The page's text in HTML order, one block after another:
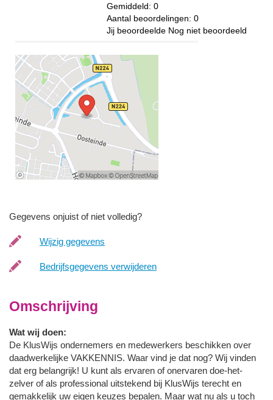
Gemiddeld: 0
Aantal beoordelingen: 0
Jij beoordeelde Nog niet beoordeeld
Gegevens onjuist of niet volledig?
Wijzig gegevens
Bedrijfsgegevens verwijderen
Omschrijving
Wat wij doen:
De KlusWijs ondernemers en medewerkers beschikken over
daadwerkelijke VAKKENNIS. Waar vind je dat nog? Wij vinden
dat erg belangrijk! U kunt als ervaren of onervaren doe-het-
zelver of als professional uitstekend bij KlusWijs terecht en
gemakkelijk uw eigen keuzes bepalen. Maar wat nu als u toch